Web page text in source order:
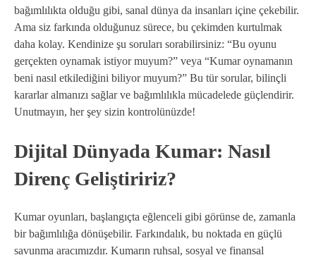
bağımlılıkta olduğu gibi, sanal dünya da insanları içine çekebilir.
Ama siz farkında olduğunuz sürece, bu çekimden kurtulmak
daha kolay. Kendinize şu soruları sorabilirsiniz: “Bu oyunu
gerçekten oynamak istiyor muyum?” veya “Kumar oynamanın
beni nasıl etkilediğini biliyor muyum?” Bu tür sorular, bilinçli
kararlar almanızı sağlar ve bağımlılıkla mücadelede güçlendirir.
Unutmayın, her şey sizin kontrolünüzde!
Dijital Dünyada Kumar: Nasıl
Direnç Geliştiririz?
Kumar oyunları, başlangıçta eğlenceli gibi görünse de, zamanla
bir bağımlılığa dönüşebilir. Farkındalık, bu noktada en güçlü
savunma aracımızdır. Kumarın ruhsal, sosyal ve finansal